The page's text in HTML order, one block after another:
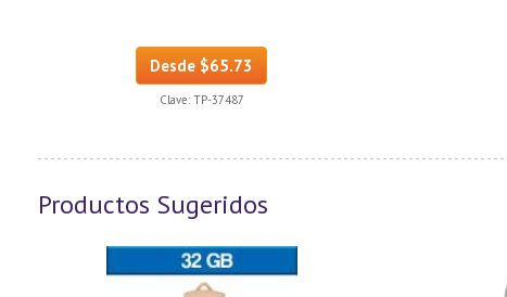
Desde $65.73
Clave: TP-37487
Productos Sugeridos